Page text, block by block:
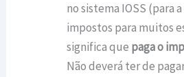
no sistema IOSS (para
impostos para muitos
significa que paga o
Não deverá ter de